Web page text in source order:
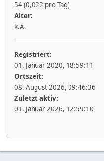
54 (0,022 pro Tag)
Alter:
k.A.
Registriert:
01. Januar 2020, 18:59:11
Ortszeit:
08. August 2026, 09:46:36
Zuletzt aktiv:
01. Januar 2026, 12:59:10